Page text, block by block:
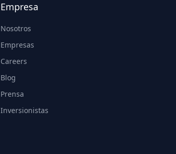
Empresa
Nosotros
Empresas
Careers
Blog
Prensa
Inversionistas